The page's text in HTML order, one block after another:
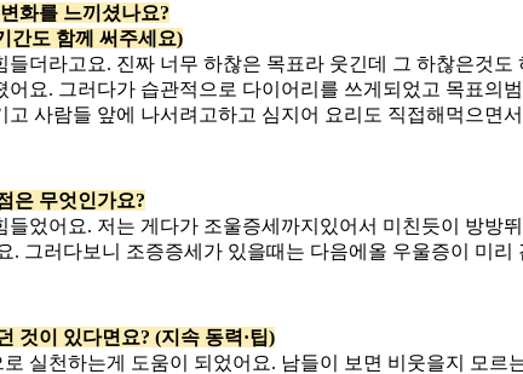
화를 느끼셨나요?
간도 함께 써주세요)
들더라고요. 진짜 너무 하찮은 목표라 웃긴데 그 하찮은것
어요. 그러다가 습관적으로 다이어리를 쓰게되었고 목표의
고 사람들 앞에 나서려고하고 심지어 요리도 직접해먹으면
은 무엇인가요?
들었어요. 저는 게다가 조울증세까지있어서 미친듯이 방
. 그러다보니 조증증세가 있을때는 다음에올 우울증이 미리
것이 있다면요? (지속 동력·팁)
실천하는게 도움이 되었어요. 남들이 보면 비웃을지 모